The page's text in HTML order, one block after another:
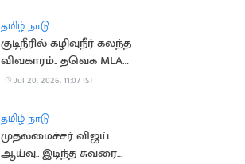
தமிழ் நாடு
குடிநீரில் கழிவுநீர் கலந்த
விவகாரம்.. தவெக MLA
முன் நடந்த மோதல்
Jul 20, 2026, 11:07 IST
தமிழ் நாடு
முதலமைச்சர் விஜய்
ஆய்வு.. இடிந்த சுவரை